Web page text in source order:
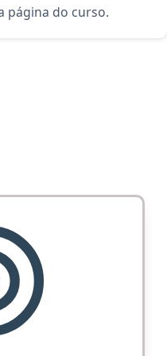
página do curso.